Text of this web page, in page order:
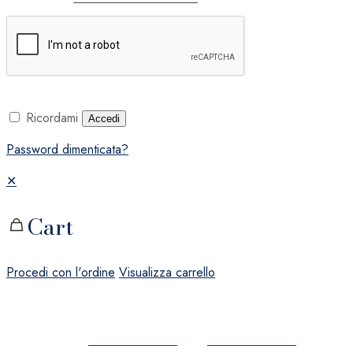
Ricordami Accedi
Password dimenticata?
✕
Cart
Procedi con l'ordine Visualizza carrello